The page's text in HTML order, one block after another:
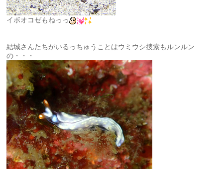
イボオコゼもねっっ
結城さんたちがいるっちゅうことはウミウシ捜索もルンルン
の・・・